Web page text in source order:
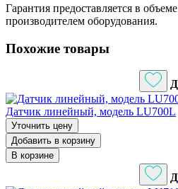
Гарантия предоставляется в
производителем оборудования.
Похожие товары
Датчик линейный, модель LU700L
Уточнить цену
Добавить в корзину
В корзине